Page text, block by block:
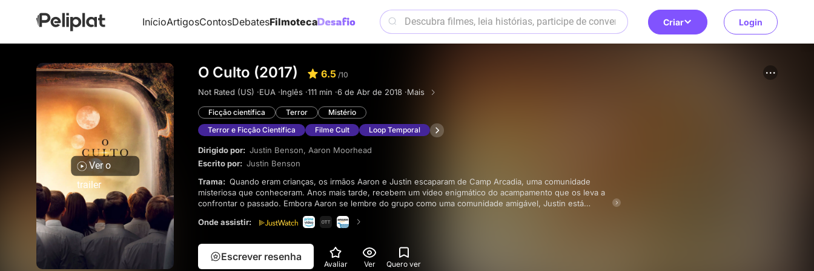
InícioArtigosContosDebatesFilmoteca Criar Login
Ver o
trailer
O Culto (2017) 6.5 /10
Not Rated (US) ·EUA ·Inglês ·111 min ·6 de Abr de 2018 ·Mais
Ficção científica Terror
Mistério
Terror e Ficção Científica
Filme Cult Loop Temporal
Dirigido por: Justin Benson, Aaron Moorhead
Escrito por: Justin Benson
Trama:
misteriosa que conheceram. Anos mais tarde, recebem um vídeo enigmático do acampamento que os leva a
confrontar o passado. Embora Aaron se lembre do grupo como uma comunidade amigável, Justin está
convencido de que escaparam por pouco a um culto de morte de OVNIs. Quando regressam, os membros
do acampamento não envelheceram e os irmãos vêem-se envolvidos em acontecimentos estranhos e
Onde assistir:
Escrever resenha
Avaliar Ver Quero ver